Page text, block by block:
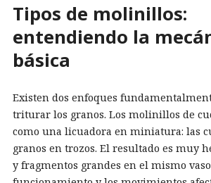
Tipos de molinillos:
entendiendo la
básica
Existen dos enfoques
triturar los granos. Los molinillos de
como una licuadora en miniatura: las
granos en trozos. El resultado es muy
y fragmentos grandes en el mismo